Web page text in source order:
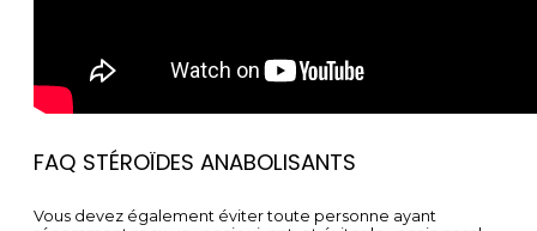
FAQ STÉROÏDES ANABOLISANTS
Vous devez également éviter toute personne ayant